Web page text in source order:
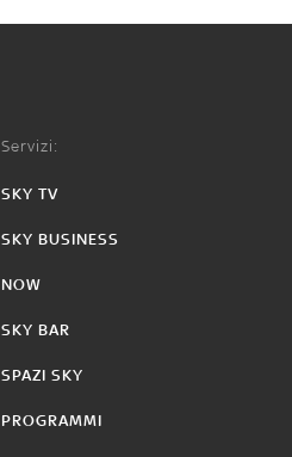
Servizi:
SKY TV
SKY BUSINESS
NOW
SKY BAR
SPAZI SKY
PROGRAMMI